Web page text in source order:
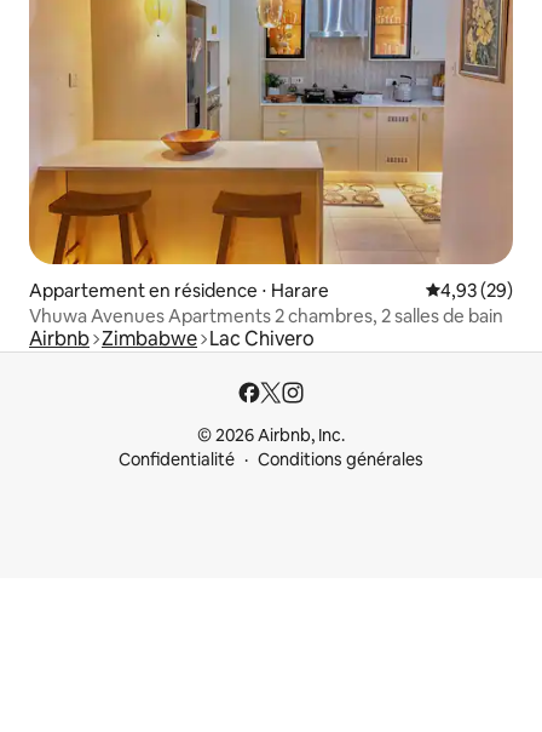
Appartement en résidence ⋅ Harare Évaluation
4,93 (29)
Vhuwa Avenues Apartments 2 chambres, 2 salles de bain
Airbnb Zimbabwe Lac Chivero
© 2026 Airbnb, Inc.
Confidentialité
Conditions générales